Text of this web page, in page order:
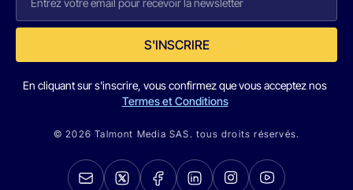
S'INSCRIRE
En cliquant sur s'inscrire, vous confirmez que vous acceptez nos
Termes et Conditions
© 2026 Talmont Media SAS. tous droits réservés.